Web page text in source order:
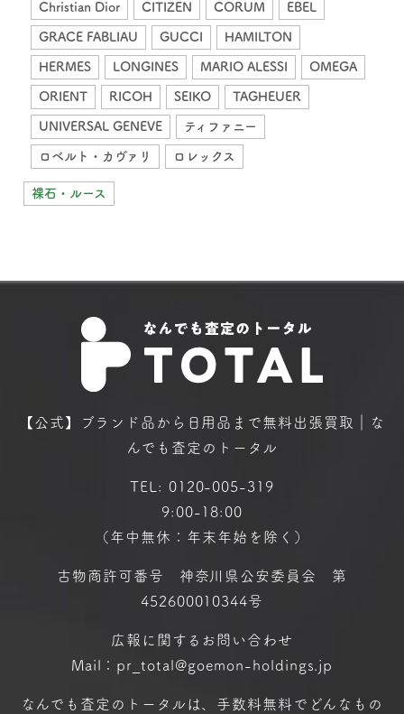
Christian Dior CITIZEN CORUM EBEL
GRACE FABLIAU GUCCI HAMILTON
HERMES LONGINES MARIO ALESSI OMEGA
ORIENT RICOH SEIKO TAGHEUER
UNIVERSAL GENEVE ティファニー
ロベルト・カヴァリ ロレックス
裸石・ルース
【公式】ブランド品から日用品まで無料出張買取｜な
んでも査定のトータル
TEL: 0120-005-319
9:00-18:00
（年中無休：年末年始を除く）
古物商許可番号 神奈川県公安委員会 第
452600010344号
広報に関するお問い合わせ
Mail：pr_total@goemon-holdings.jp
なんでも査定のトータルは、手数料無料で どんなもの